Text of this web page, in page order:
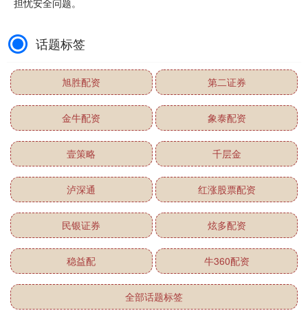
担忧安全问题。
话题标签
旭胜配资 第二证券
金牛配资 象泰配资
壹策略 千层金
泸深通 红涨股票配资
民银证券 炫多配资
稳益配 牛360配资
全部话题标签